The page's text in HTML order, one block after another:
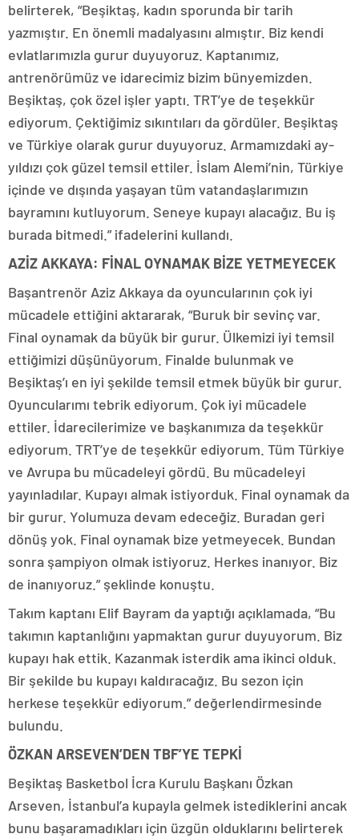
belirterek, “Beşiktaş, kadın sporunda bir tarih
yazmıştır. En önemli madalyasını almıştır. Biz kendi
evlatlarımızla gurur duyuyoruz. Kaptanımız,
antrenörümüz ve idarecimiz bizim bünyemizden.
Beşiktaş, çok özel işler yaptı. TRT’ye de teşekkür
ediyorum. Çektiğimiz sıkıntıları da gördüler. Beşiktaş
ve Türkiye olarak gurur duyuyoruz. Armamızdaki ay-
yıldızı çok güzel temsil ettiler. İslam Alemi’nin, Türkiye
içinde ve dışında yaşayan tüm vatandaşlarımızın
bayramını kutluyorum. Seneye kupayı alacağız. Bu iş
burada bitmedi.” ifadelerini kullandı.
AZİZ AKKAYA: FİNAL OYNAMAK BİZE YETMEYECEK
Başantrenör Aziz Akkaya da oyuncularının çok iyi
mücadele ettiğini aktararak, “Buruk bir sevinç var.
Final oynamak da büyük bir gurur. Ülkemizi iyi temsil
ettiğimizi düşünüyorum. Finalde bulunmak ve
Beşiktaş’ı en iyi şekilde temsil etmek büyük bir gurur.
Oyuncularımı tebrik ediyorum. Çok iyi mücadele
ettiler. İdarecilerimize ve başkanımıza da teşekkür
ediyorum. TRT’ye de teşekkür ediyorum. Tüm Türkiye
ve Avrupa bu mücadeleyi gördü. Bu mücadeleyi
yayınladılar. Kupayı almak istiyorduk. Final oynamak da
bir gurur. Yolumuza devam edeceğiz. Buradan geri
dönüş yok. Final oynamak bize yetmeyecek. Bundan
sonra şampiyon olmak istiyoruz. Herkes inanıyor. Biz
de inanıyoruz.” şeklinde konuştu.
Takım kaptanı Elif Bayram da yaptığı açıklamada, “Bu
takımın kaptanlığını yapmaktan gurur duyuyorum. Biz
kupayı hak ettik. Kazanmak isterdik ama ikinci olduk.
Bir şekilde bu kupayı kaldıracağız. Bu sezon için
herkese teşekkür ediyorum.” değerlendirmesinde
bulundu.
ÖZKAN ARSEVEN’DEN TBF’YE TEPKİ
Beşiktaş Basketbol İcra Kurulu Başkanı Özkan
Arseven, İstanbul’a kupayla gelmek istediklerini ancak
bunu başaramadıkları için üzgün olduklarını belirterek